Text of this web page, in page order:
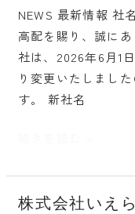
奨
励
日
の
せ
NEWS 最新情報 社
高配を賜り、誠に
社は、2026年6月1
り変更いたしまし
す。 新社名
変
更
の
お
知
株式会社いえ
株